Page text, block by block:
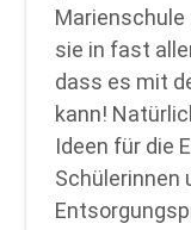
sie in fast
dass es mit
kann!
Ideen für die
Schülerinnen